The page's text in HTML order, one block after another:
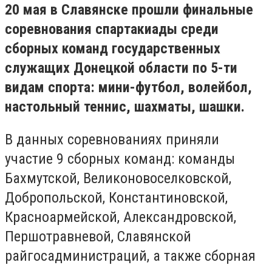
20 мая в Славянске прошли финальные
соревнования спартакиады среди
сборных команд государственных
служащих Донецкой области по 5-ти
видам спорта: мини-футбол, волейбол,
настольный теннис, шахматы, шашки.
В данных соревнованиях приняли
участие 9 сборных команд: команды
Бахмутской, Великоновоселковской,
Добропольской, Константиновской,
Красноармейской, Александровской,
Першотравневой, Славянской
райгосадминистраций, а также сборная